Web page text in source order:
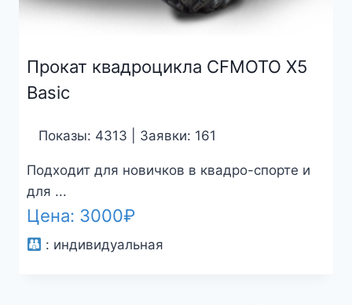
Прокат квадроцикла CFMOTO X5
Basic
Показы: 4313 | Заявки: 161
Подходит для новичков в квадро-спорте и
для ...
Цена: 3000₽
: индивидуальная